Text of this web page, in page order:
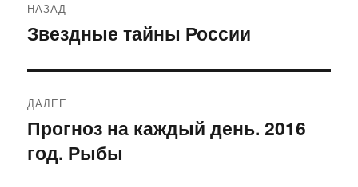
по
НАЗАД
Предыдущая
Звездные тайны России
ДАЛЕЕ
Следующая
запись:
Прогноз на каждый день. 2016
год. Рыбы